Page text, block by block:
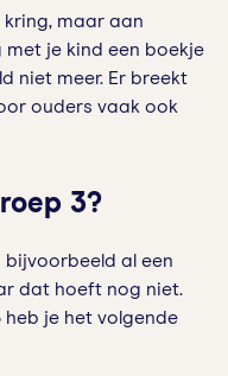
kring, maar aan
je kind een boekje
niet meer. Er breekt
ouders vaak ook
3?
al een
dat hoeft nog niet.
je het volgende